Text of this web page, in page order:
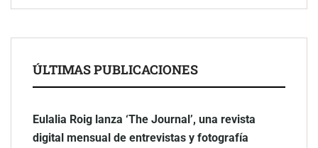
ÚLTIMAS PUBLICACIONES
Eulalia Roig lanza ‘The Journal’, una revista
digital mensual de entrevistas y fotografía